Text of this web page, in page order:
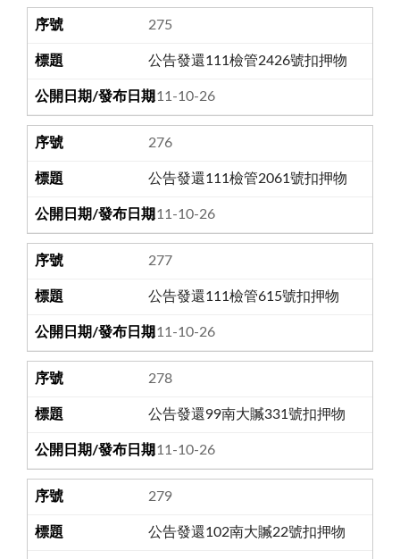
275
公告發還111檢管2426號扣押物
111-10-26
276
公告發還111檢管2061號扣押物
111-10-26
277
公告發還111檢管615號扣押物
111-10-26
278
公告發還99南大贓331號扣押物
111-10-26
279
公告發還102南大贓22號扣押物